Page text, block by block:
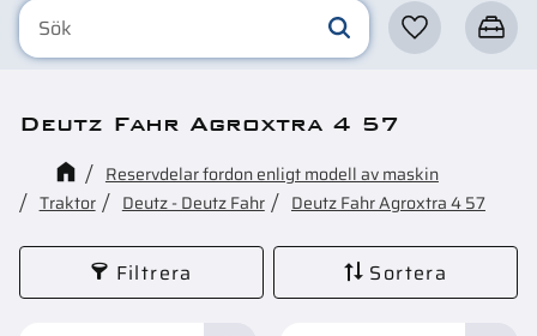
Favoriter
Deutz Fahr Agroxtra 4 57
Reservdelar fordon enligt modell av maskin
Traktor
Deutz - Deutz Fahr Deutz Fahr Agroxtra 4 57
Filtrera Sortera